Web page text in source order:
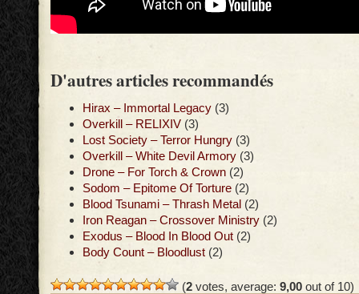
D'autres articles recommandés
Hirax – Immortal Legacy (3)
Overkill – RELIXIV (3)
Lost Society – Terror Hungry (3)
Overkill – White Devil Armory (3)
Drone – For Torch & Crown (2)
Sodom – Epitome Of Torture (2)
Blood Tsunami – Thrash Metal (2)
Iron Reagan – Crossover Ministry (2)
Exodus – Blood In Blood Out (2)
Body Count – Bloodlust (2)
(2 votes, average: 9,00 out of 10)